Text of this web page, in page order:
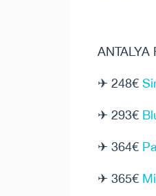
ANTALYA
✈ 248€
✈ 293€
✈ 364€
✈ 365€